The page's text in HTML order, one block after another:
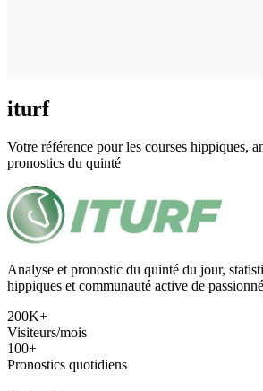
iturf
Votre référence pour les courses hippiques,
pronostics du quinté
Analyse et pronostic du quinté du jour,
hippiques et communauté active de
200K+
Visiteurs/mois
100+
Pronostics quotidiens